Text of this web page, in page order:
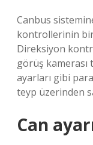
Canbus
kontrollerinin
Direksiyon
görüş
ayarları gibi
teyp üzerinden
Can